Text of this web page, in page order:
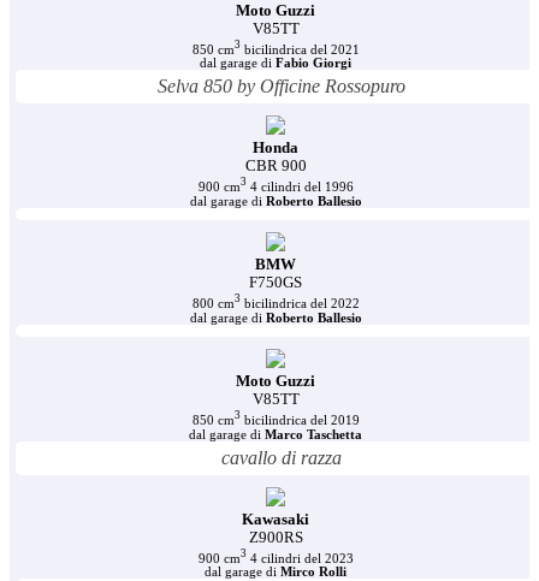
Moto Guzzi
V85TT
850 cm3 bicilindrica del 2021
dal garage di Fabio Giorgi
Selva 850 by Officine Rossopuro
Honda
CBR 900
900 cm3 4 cilindri del 1996
dal garage di Roberto Ballesio
BMW
F750GS
800 cm3 bicilindrica del 2022
dal garage di Roberto Ballesio
Moto Guzzi
V85TT
850 cm3 bicilindrica del 2019
dal garage di Marco Taschetta
cavallo di razza
Kawasaki
Z900RS
900 cm3 4 cilindri del 2023
dal garage di Mirco Rolli